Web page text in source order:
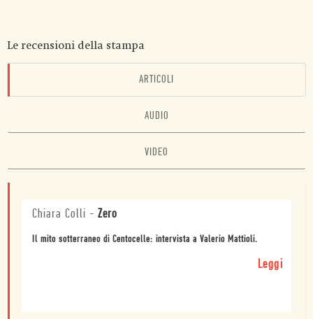
Le recensioni della stampa
ARTICOLI
AUDIO
VIDEO
Chiara Colli - Zero
Il mito sotterraneo di Centocelle: intervista a Valerio Mattioli.
Leggi